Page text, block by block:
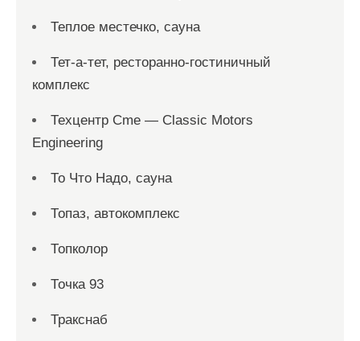
Теплое местечко, сауна
Тет-а-тет, ресторанно-гостиничный
комплекс
Техцентр Cme — Classic Motors
Engineering
То Что Надо, сауна
Топаз, автокомплекс
Топколор
Точка 93
Тракснаб